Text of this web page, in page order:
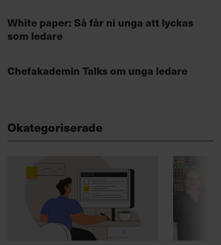
White paper: Så får ni unga att lyckas
som ledare
Chefakademin Talks om unga ledare
Okategoriserade